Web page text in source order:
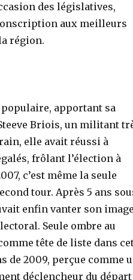
des législatives,
aux meilleurs
région.
apportant sa
Briois, un militant
elle avait réussi à
frôlant l’élection à
c’est même la seule
tour. Après 5 ans
enfin vanter son
Seule ombre au
tête de liste dans
de 2009, perçue comme
déclencheur du